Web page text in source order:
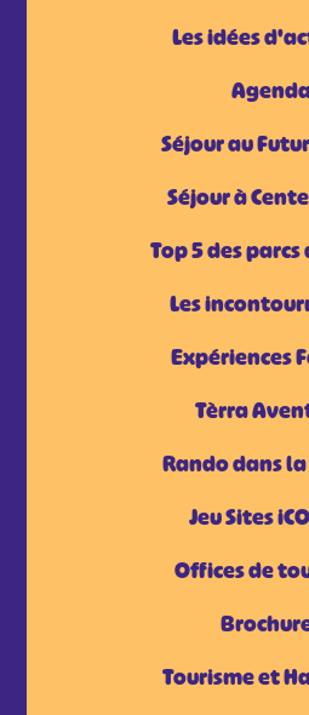
Les idées
Séjour au
Séjour à
Top 5 des
Les
Expériences
Tèrra
Rando dans
Jeu Sites
Offices de
Tourisme et